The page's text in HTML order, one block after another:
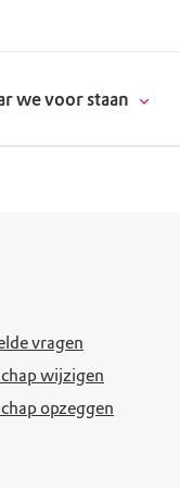
we voor staan
vragen
wijzigen
opzeggen